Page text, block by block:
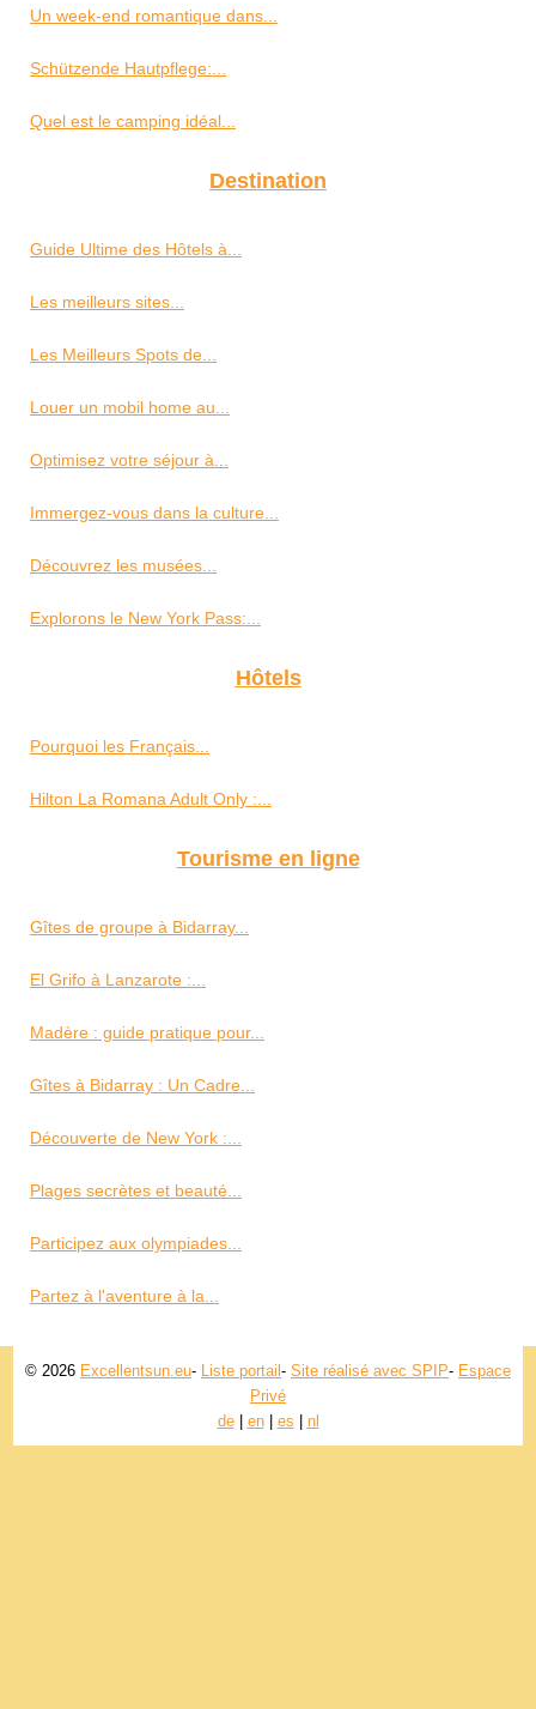
Un week-end romantique dans...
Schützende Hautpflege:...
Quel est le camping idéal...
Destination
Guide Ultime des Hôtels à...
Les meilleurs sites...
Les Meilleurs Spots de...
Louer un mobil home au...
Optimisez votre séjour à...
Immergez-vous dans la culture...
Découvrez les musées...
Explorons le New York Pass:...
Hôtels
Pourquoi les Français...
Hilton La Romana Adult Only :...
Tourisme en ligne
Gîtes de groupe à Bidarray...
El Grifo à Lanzarote :...
Madère : guide pratique pour...
Gîtes à Bidarray : Un Cadre...
Découverte de New York :...
Plages secrètes et beauté...
Participez aux olympiades...
Partez à l'aventure à la...
© 2026 Excellentsun.eu- Liste portail - Site réalisé avec SPIP- Espace
Privé
de| en| es nl